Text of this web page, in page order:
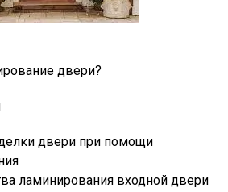
двери при помощи
ламинирования входной двери